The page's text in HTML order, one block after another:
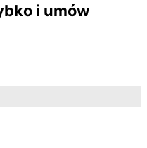
i umów